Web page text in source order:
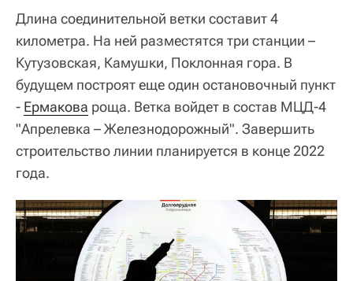
Длина соединительной ветки составит 4
километра. На ней разместятся три станции –
Кутузовская, Камушки, Поклонная гора. В
будущем построят еще один остановочный пункт
- Ермакова роща. Ветка войдет в состав МЦД-4
"Апрелевка – Железнодорожный". Завершить
строительство линии планируется в конце 2022
года.